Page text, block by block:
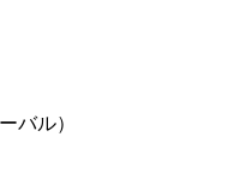
バル）